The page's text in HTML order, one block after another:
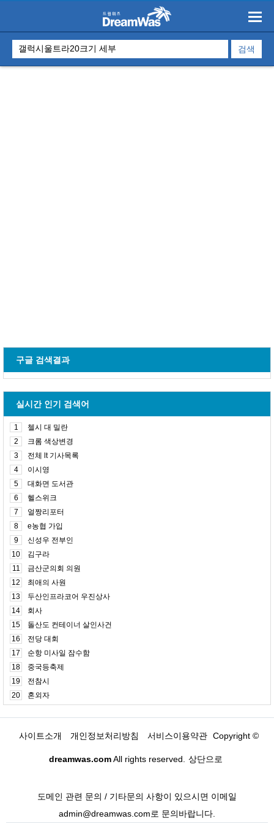
구글 검색결과
실시간 인기 검색어
1
첼시 대 밀란
2
크롬 색상변경
3
전체 lt 기사목록
4
이시영
5
대화면 도서관
6
헬스위크
7
얼짱리포터
8
e농협 가입
9
신성우 전부인
10
김구라
11
금산군의회 의원
12
최애의 사원
13
두산인프라코어 우진상사
14
회사
15
돌산도 컨테이너 살인사건
16
전당 대회
17
순항 미사일 잠수함
18
중국등축제
19
전참시
20
혼외자
사이트소개 개인정보처리방침 서비스이용약관 Copyright ©
dreamwas.comAll rights reserved. 상단으로
도메인 관련 문의 / 기타문의 사항이 있으시면 이메일
admin@dreamwas.com로 문의바랍니다.